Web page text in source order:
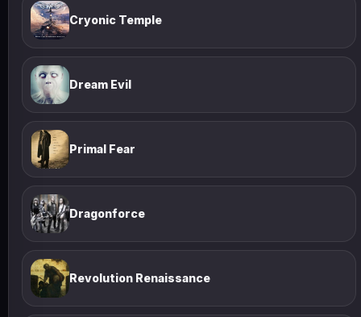
Cryonic Temple
Dream Evil
Primal Fear
Dragonforce
Revolution Renaissance